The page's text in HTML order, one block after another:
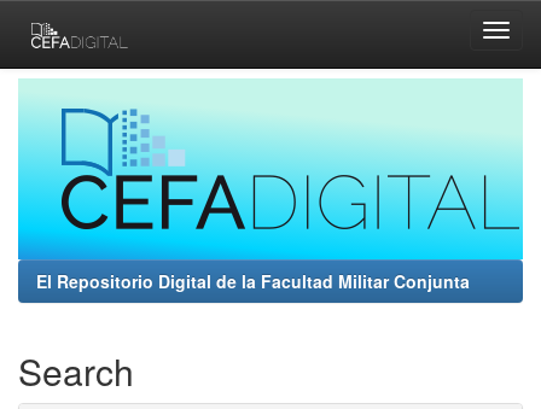
navigation
El Repositorio Digital de la Facultad Militar Conjunta
Search